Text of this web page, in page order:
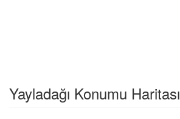
Yayladağı Konumu Haritası